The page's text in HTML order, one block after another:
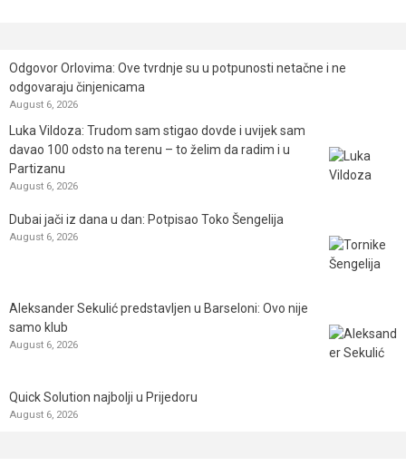
Odgovor Orlovima: ​Ove tvrdnje su u potpunosti netačne i ne
odgovaraju činjenicama
August 6, 2026
Luka Vildoza: Trudom sam stigao dovde i uvijek sam
davao 100 odsto na terenu – to želim da radim i u
Partizanu
August 6, 2026
Dubai jači iz dana u dan: Potpisao Toko Šengelija
August 6, 2026
Aleksander Sekulić predstavljen u Barseloni: Ovo nije
samo klub
August 6, 2026
Quick Solution najbolji u Prijedoru
August 6, 2026